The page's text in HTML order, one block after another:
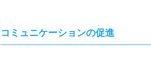
コミュニケーションの促進